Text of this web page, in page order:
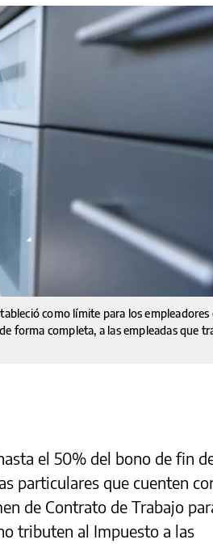
como límite para los empleadores
forma completa, a las empleadas que
el 50% del bono de fin
particulares que cuenten
de Contrato de Trabajo
tributen al Impuesto a las